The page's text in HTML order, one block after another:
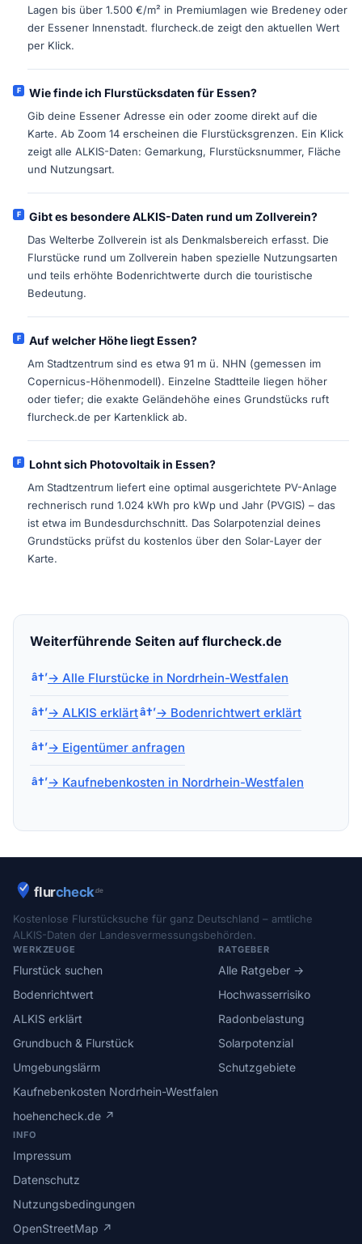
Lagen bis über 1.500 €/m² in Premiumlagen wie Bredeney oder
der Essener Innenstadt. flurcheck.de zeigt den aktuellen Wert
per Klick.
Wie finde ich Flurstücksdaten für Essen?
Gib deine Essener Adresse ein oder zoome direkt auf die
Karte. Ab Zoom 14 erscheinen die Flurstücksgrenzen. Ein Klick
zeigt alle ALKIS-Daten: Gemarkung, Flurstücksnummer, Fläche
und Nutzungsart.
Gibt es besondere ALKIS-Daten rund um Zollverein?
Das Welterbe Zollverein ist als Denkmalsbereich erfasst. Die
Flurstücke rund um Zollverein haben spezielle Nutzungsarten
und teils erhöhte Bodenrichtwerte durch die touristische
Bedeutung.
Auf welcher Höhe liegt Essen?
Am Stadtzentrum sind es etwa 91 m ü. NHN (gemessen im
Copernicus-Höhenmodell). Einzelne Stadtteile liegen höher
oder tiefer; die exakte Geländehöhe eines Grundstücks ruft
flurcheck.de per Kartenklick ab.
Lohnt sich Photovoltaik in Essen?
Am Stadtzentrum liefert eine optimal ausgerichtete PV-Anlage
rechnerisch rund 1.024 kWh pro kWp und Jahr (PVGIS) – das
ist etwa im Bundesdurchschnitt. Das Solarpotenzial deines
Grundstücks prüfst du kostenlos über den Solar-Layer der
Karte.
Weiterführende Seiten auf flurcheck.de
→ Alle Flurstücke in Nordrhein-Westfalen
→ ALKIS erklärt → Bodenrichtwert erklärt
→ Eigentümer anfragen
→ Kaufnebenkosten in Nordrhein-Westfalen
Kostenlose Flurstücksuche für ganz Deutschland – amtliche
ALKIS-Daten der Landesvermessungsbehörden.
WERKZEUGE
Flurstück suchen
Bodenrichtwert
ALKIS erklärt
Grundbuch & Flurstück
Umgebungslärm
Kaufnebenkosten Nordrhein-Westfalen
hoehencheck.de ↗
RATGEBER
Alle Ratgeber →
Hochwasserrisiko
Radonbelastung
Solarpotenzial
Schutzgebiete
INFO
Impressum
Datenschutz
Nutzungsbedingungen
OpenStreetMap ↗